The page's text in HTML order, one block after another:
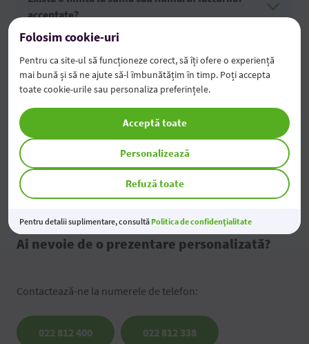
acceptate?
Cât de repede se face plata către furnizor?
Care sunt costurile?
Cine suportă costurile?
Ai nevoie de o prezentare personalizată?
Contactează-ne la numerele de telefon:
022 812 400 022 812 338
Folosim cookie-uri
Pentru ca site-ul să funcționeze corect, să îți ofere o experiență
mai bună și să ne ajute să-l îmbunătățim în timp. Poți accepta
toate cookie-urile sau personaliza preferințele.
Refuză toate
Personalizează
Acceptă toate
Pentru detalii suplimentare, consultă Politica de confidențialitate